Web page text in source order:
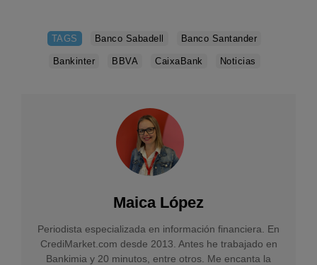
TAGS Banco Sabadell Banco Santander
Bankinter BBVA CaixaBank Noticias
Maica López
Periodista especializada en información financiera. En
CrediMarket.com desde 2013. Antes he trabajado en
Bankimia y 20 minutos, entre otros. Me encanta la